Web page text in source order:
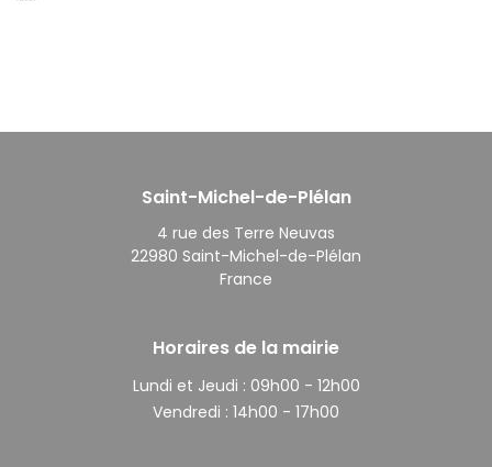
Saint-Michel-de-Plélan
4 rue des Terre Neuvas
22980 Saint-Michel-de-Plélan
France
Horaires de la mairie
Lundi et Jeudi : 09h00 - 12h00
Vendredi : 14h00 - 17h00